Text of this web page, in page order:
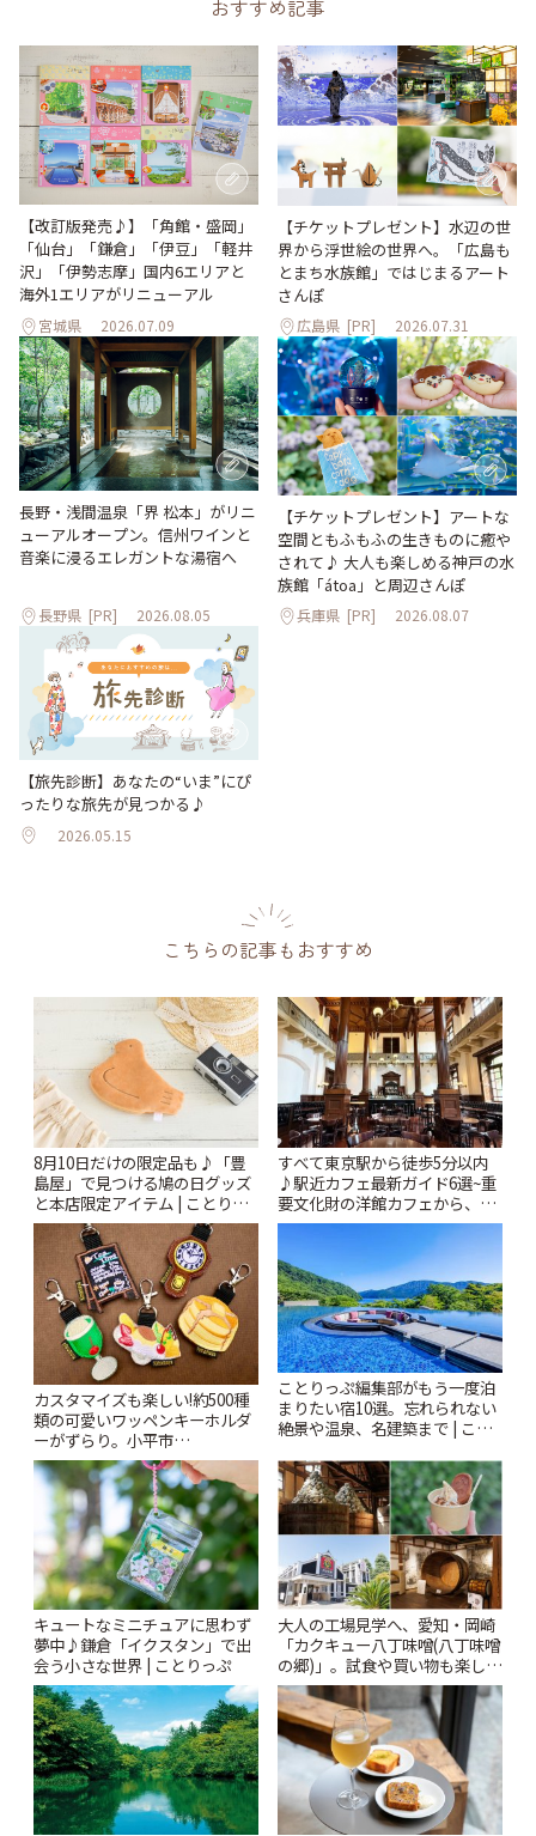
おすすめ記事
【改訂版発売♪】「角館・盛岡」
「仙台」「鎌倉」「伊豆」「軽井
沢」「伊勢志摩」国内6エリアと
海外1エリアがリニューアル
宮城県 2026.07.09
【チケットプレゼント】水辺の世
界から浮世絵の世界へ。「広島も
とまち水族館」ではじまるアート
さんぽ
広島県 [PR] 2026.07.31
長野・浅間温泉「界 松本」がリニ
ューアルオープン。信州ワインと
音楽に浸るエレガントな湯宿へ
長野県 [PR] 2026.08.05
【チケットプレゼント】アートな
空間ともふもふの生きものに癒や
されて♪ 大人も楽しめる神戸の水
族館「átoa」と周辺さんぽ
兵庫県 [PR] 2026.08.07
【旅先診断】あなたの“いま”にぴ
ったりな旅先が見つかる♪
2026.05.15
こちらの記事もおすすめ
8月10日だけの限定品も♪「豊
島屋」で見つける鳩の日グッズ
と本店限定アイテム | ことりっ
ぷ
すべて東京駅から徒歩5分以内
♪駅近カフェ最新ガイド6選~重
要文化財の洋館カフェから、改
札すぐのレトロ喫茶まで~ | こと
カスタマイズも楽しい!約500種
類の可愛いワッペンキーホルダ
ーがずらり。小平市
「Kimamaya T&K」 | ことりっ
ぷ
ことりっぷ編集部がもう一度泊
まりたい宿10選。忘れられない
絶景や温泉、名建築まで | こと
キュートなミニチュアに思わず
夢中♪鎌倉「イクスタン」で出
会う小さな世界 | ことりっぷ
大人の工場見学へ、愛知・岡崎
「カクキュー八丁味噌(八丁味噌
の郷)」。試食や買い物も楽しみ
♪ | ことりっぷ